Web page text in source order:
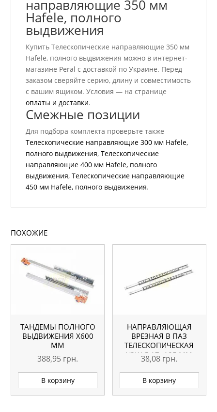
направляющие 350 мм
Hafele, полного
выдвижения
Купить Телескопические направляющие 350 мм
Hafele, полного выдвижения можно в интернет-
магазине Peral с доставкой по Украине. Перед
заказом сверяйте серию, длину и совместимость
с вашим ящиком. Условия — на странице
оплаты и доставки.
Смежные позиции
Для подбора комплекта проверьте также
Телескопические направляющие 300 мм Hafele,
полного выдвижения,Телескопические
направляющие 400 мм Hafele, полного
выдвижения,Телескопические направляющие
450 мм Hafele, полного выдвижения.
ПОХОЖИЕ
ТАНДЕМЫ ПОЛНОГО
ВЫДВИЖЕНИЯ Х600
ММ
388,95 грн.
В корзину
НАПРАВЛЯЮЩАЯ
ВРЕЗНАЯ В ПАЗ
ТЕЛЕСКОПИЧЕСКАЯ
УЗКАЯ 17×185 ММ
ALP
38,08 грн.
В корзину